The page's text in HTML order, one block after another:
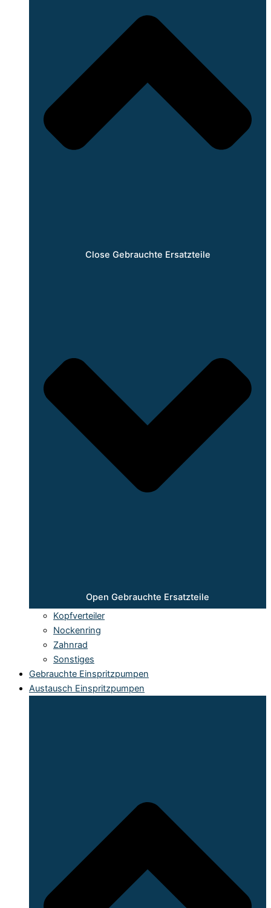
Close Gebrauchte Ersatzteile
Open Gebrauchte Ersatzteile
Kopfverteiler
Nockenring
Zahnrad
Sonstiges
Gebrauchte Einspritzpumpen
Austausch Einspritzpumpen